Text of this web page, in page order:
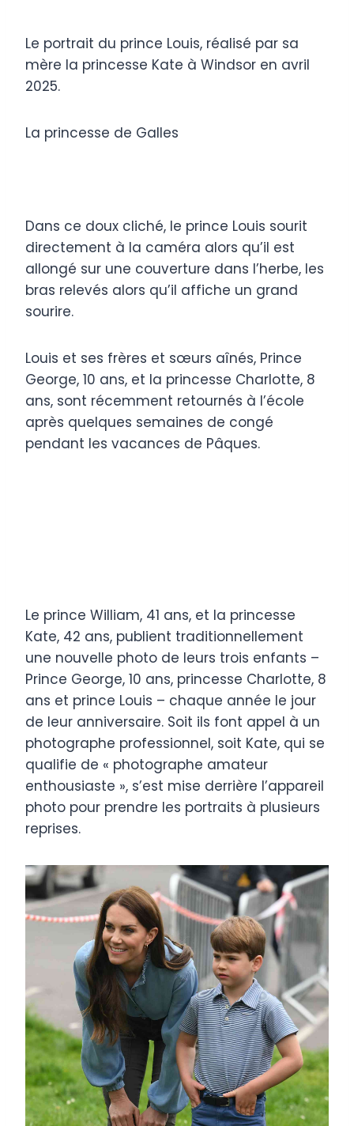
Le portrait du prince Louis, réalisé par sa
mère la princesse Kate à Windsor en avril
2025.
La princesse de Galles
Dans ce doux cliché, le prince Louis sourit
directement à la caméra alors qu’il est
allongé sur une couverture dans l’herbe, les
bras relevés alors qu’il affiche un grand
sourire.
Louis et ses frères et sœurs aînés, Prince
George, 10 ans, et la princesse Charlotte, 8
ans, sont récemment retournés à l’école
après quelques semaines de congé
pendant les vacances de Pâques.
Le prince William, 41 ans, et la princesse
Kate, 42 ans, publient traditionnellement
une nouvelle photo de leurs trois enfants –
Prince George, 10 ans, princesse Charlotte, 8
ans et prince Louis – chaque année le jour
de leur anniversaire. Soit ils font appel à un
photographe professionnel, soit Kate, qui se
qualifie de « photographe amateur
enthousiaste », s’est mise derrière l’appareil
photo pour prendre les portraits à plusieurs
reprises.